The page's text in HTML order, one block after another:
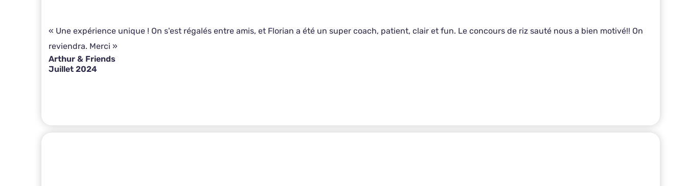
« Une expérience unique ! On s'est régalés entre amis, et Florian a été un super coach, patient, clair et fun. Le concours de riz sauté nous a bien motivé!! On
reviendra. Merci »
Arthur & Friends
Juillet 2024